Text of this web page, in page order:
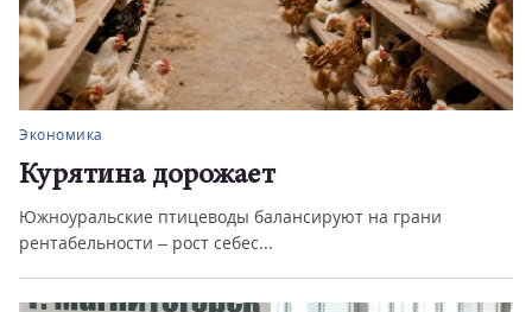
Экономика
Курятина дорожает
Южноуральские птицеводы балансируют на грани
рентабельности – рост себес...